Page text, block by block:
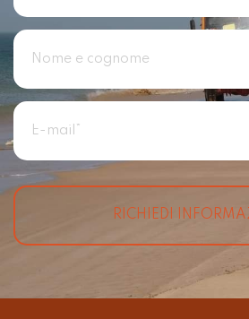
RICHIEDI